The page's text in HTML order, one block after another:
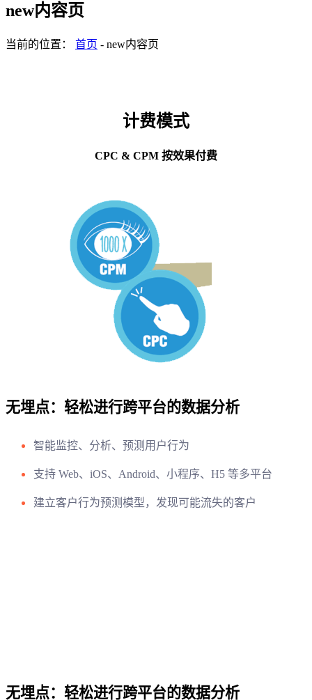
new内容页
当前的位置： 首页 - new内容页
计费模式
CPC & CPM 按效果付费
无埋点：轻松进行跨平台的数据分析
智能监控、分析、预测用户行为
支持 Web、iOS、Android、小程序、H5 等多平台
建立客户行为预测模型，发现可能流失的客户
无埋点：轻松进行跨平台的数据分析